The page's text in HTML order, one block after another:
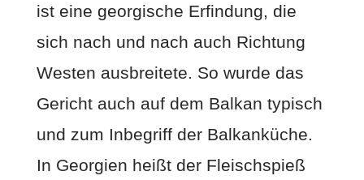
ist eine georgische Erfindung, die
sich nach und nach auch Richtung
Westen ausbreitete. So wurde das
Gericht auch auf dem Balkan typisch
und zum Inbegriff der Balkanküche.
In Georgien heißt der Fleischspieß